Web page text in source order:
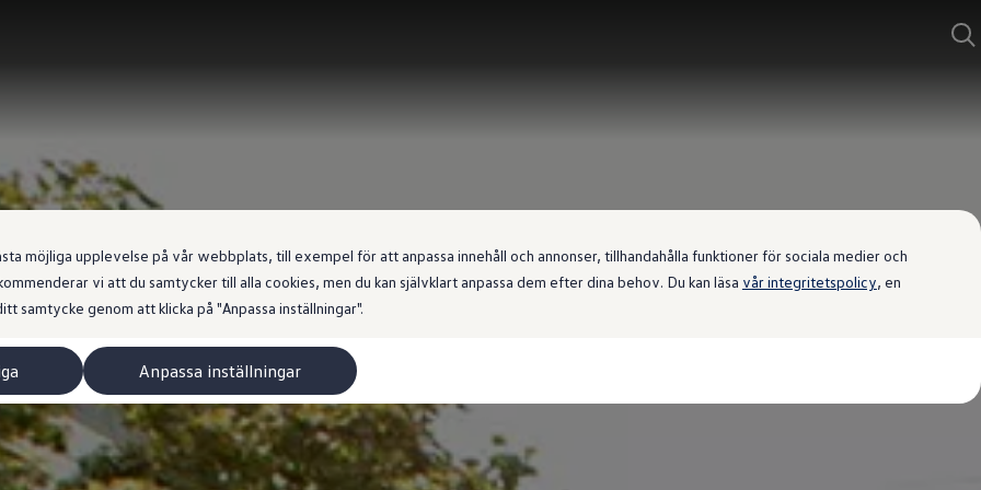
möjliga upplevelse på vår webbplats, till exempel för att anpassa innehåll och annonser, tillhandahålla funktioner för sociala medier och
vi att du samtycker till alla cookies, men du kan självklart anpassa dem efter dina behov. Du kan läsa vår integritetspolicy, en
samtycke genom att klicka på "Anpassa inställningar".
Anpassa inställningar